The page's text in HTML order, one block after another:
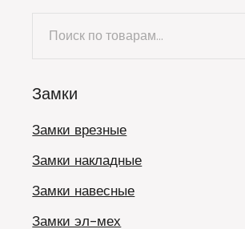
Замки
Замки врезные
Замки накладные
Замки навесные
Замки эл-мех